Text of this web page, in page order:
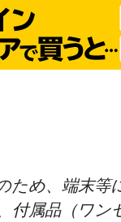
ため、端末等
付属品（ワ